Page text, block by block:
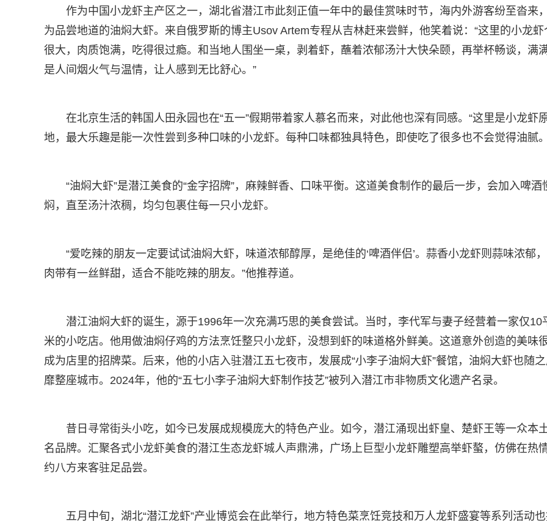
作为中国小龙虾主产区之一，湖北省潜江市此刻正值一年中的最佳赏味时节，海内外游客纷至沓来
为品尝地道的油焖大虾。来自俄罗斯的博主Usov Artem专程从吉林赶来尝鲜，他笑着说：“这里的小龙虾
很大，肉质饱满，吃得很过瘾。和当地人围坐一桌，剥着虾，蘸着浓郁汤汁大快朵颐，再举杯畅谈，满
是人间烟火气与温情，让人感到无比舒心。”
在北京生活的韩国人田永园也在“五一”假期带着家人慕名而来，对此他也深有同感。“这里是小龙虾
地，最大乐趣是能一次性尝到多种口味的小龙虾。每种口味都独具特色，即使吃了很多也不会觉得油腻
“油焖大虾”是潜江美食的“金字招牌”，麻辣鲜香、口味平衡。这道美食制作的最后一步，会加入啤酒
焖，直至汤汁浓稠，均匀包裹住每一只小龙虾。
“爱吃辣的朋友一定要试试油焖大虾，味道浓郁醇厚，是绝佳的‘啤酒伴侣’。蒜香小龙虾则蒜味浓郁
肉带有一丝鲜甜，适合不能吃辣的朋友。”他推荐道。
潜江油焖大虾的诞生，源于1996年一次充满巧思的美食尝试。当时，李代军与妻子经营着一家仅10
米的小吃店。他用做油焖仔鸡的方法烹饪整只小龙虾，没想到虾的味道格外鲜美。这道意外创造的美味
成为店里的招牌菜。后来，他的小店入驻潜江五七夜市，发展成“小李子油焖大虾”餐馆，油焖大虾也随
靡整座城市。2024年，他的“五七小李子油焖大虾制作技艺”被列入潜江市非物质文化遗产名录。
昔日寻常街头小吃，如今已发展成规模庞大的特色产业。如今，潜江涌现出虾皇、楚虾王等一众本
名品牌。汇聚各式小龙虾美食的潜江生态龙虾城人声鼎沸，广场上巨型小龙虾雕塑高举虾螯，仿佛在热
约八方来客驻足品尝。
五月中旬，湖北“潜江龙虾”产业博览会在此举行，地方特色菜烹饪竞技和万人龙虾盛宴等系列活动